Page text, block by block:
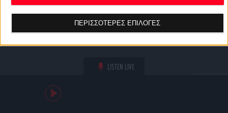
επιστρέφοντας σε αυτόν τον ιστότοπο και κάνοντας κλικ στο
κουμπί "Απορρήτου" στο κάτω μέρος της ιστοσελίδας.
ΠΕΡΙΣΣΟΤΕΡΕΣ ΕΠΙΛΟΓΕΣ
LISTEN LIVE